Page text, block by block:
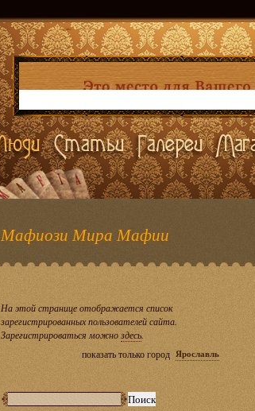
Мафиози Мира Мафии
На этой странице отображается список
зарегистрированных пользователей сайта.
Зарегистрироваться можноздесь.
показать только город Ярославль